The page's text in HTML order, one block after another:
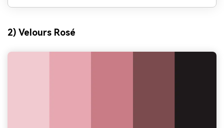
2) Velours Rosé